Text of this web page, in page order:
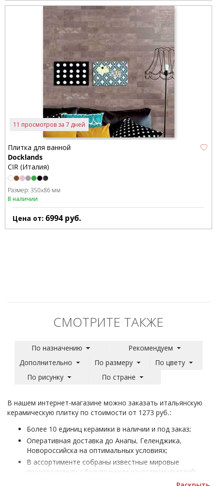
11 просмотров за 7 дней
Плитка для ванной
Docklands
CIR (Италия)
Размер: 350x86 мм
В наличии
Цена от: 6994 руб.
СМОТРИТЕ ТАКЖЕ
По назначению
Рекомендуем
Дополнительно
По размеру
По цвету
По рисунку
По стране
В нашем интернет-магазине можно заказать итальянскую
керамическую плитку по стоимости от 1273 руб.:
Более 10 единиц керамики в наличии и под заказ;
Оперативная доставка до Анапы, Геленджика,
Новороссийска на оптимальных условиях;
В ассортименте собраны известные мировые
производители с безупречным качеством изделий;
Итальянская плитка - для облицовки жилых и